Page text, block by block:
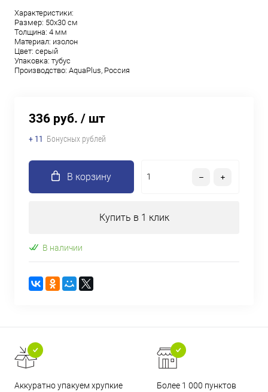
Характеристики:
Размер: 50х30 см
Толщина: 4 мм
Материал: изолон
Цвет: серый
Упаковка: тубус
Производство: AquaPlus, Россия
336 руб. / шт
+ 11 Бонусных рублей
В корзину
Купить в 1 клик
В наличии
Аккуратно упакуем хрупкие
Более 1 000 пунктов